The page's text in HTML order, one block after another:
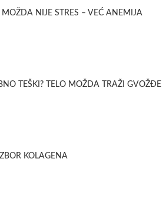
NIJE STRES – VEĆ ANEMIJA
TEŠKI? TELO MOŽDA TRAŽI GVOŽĐE
KOLAGENA